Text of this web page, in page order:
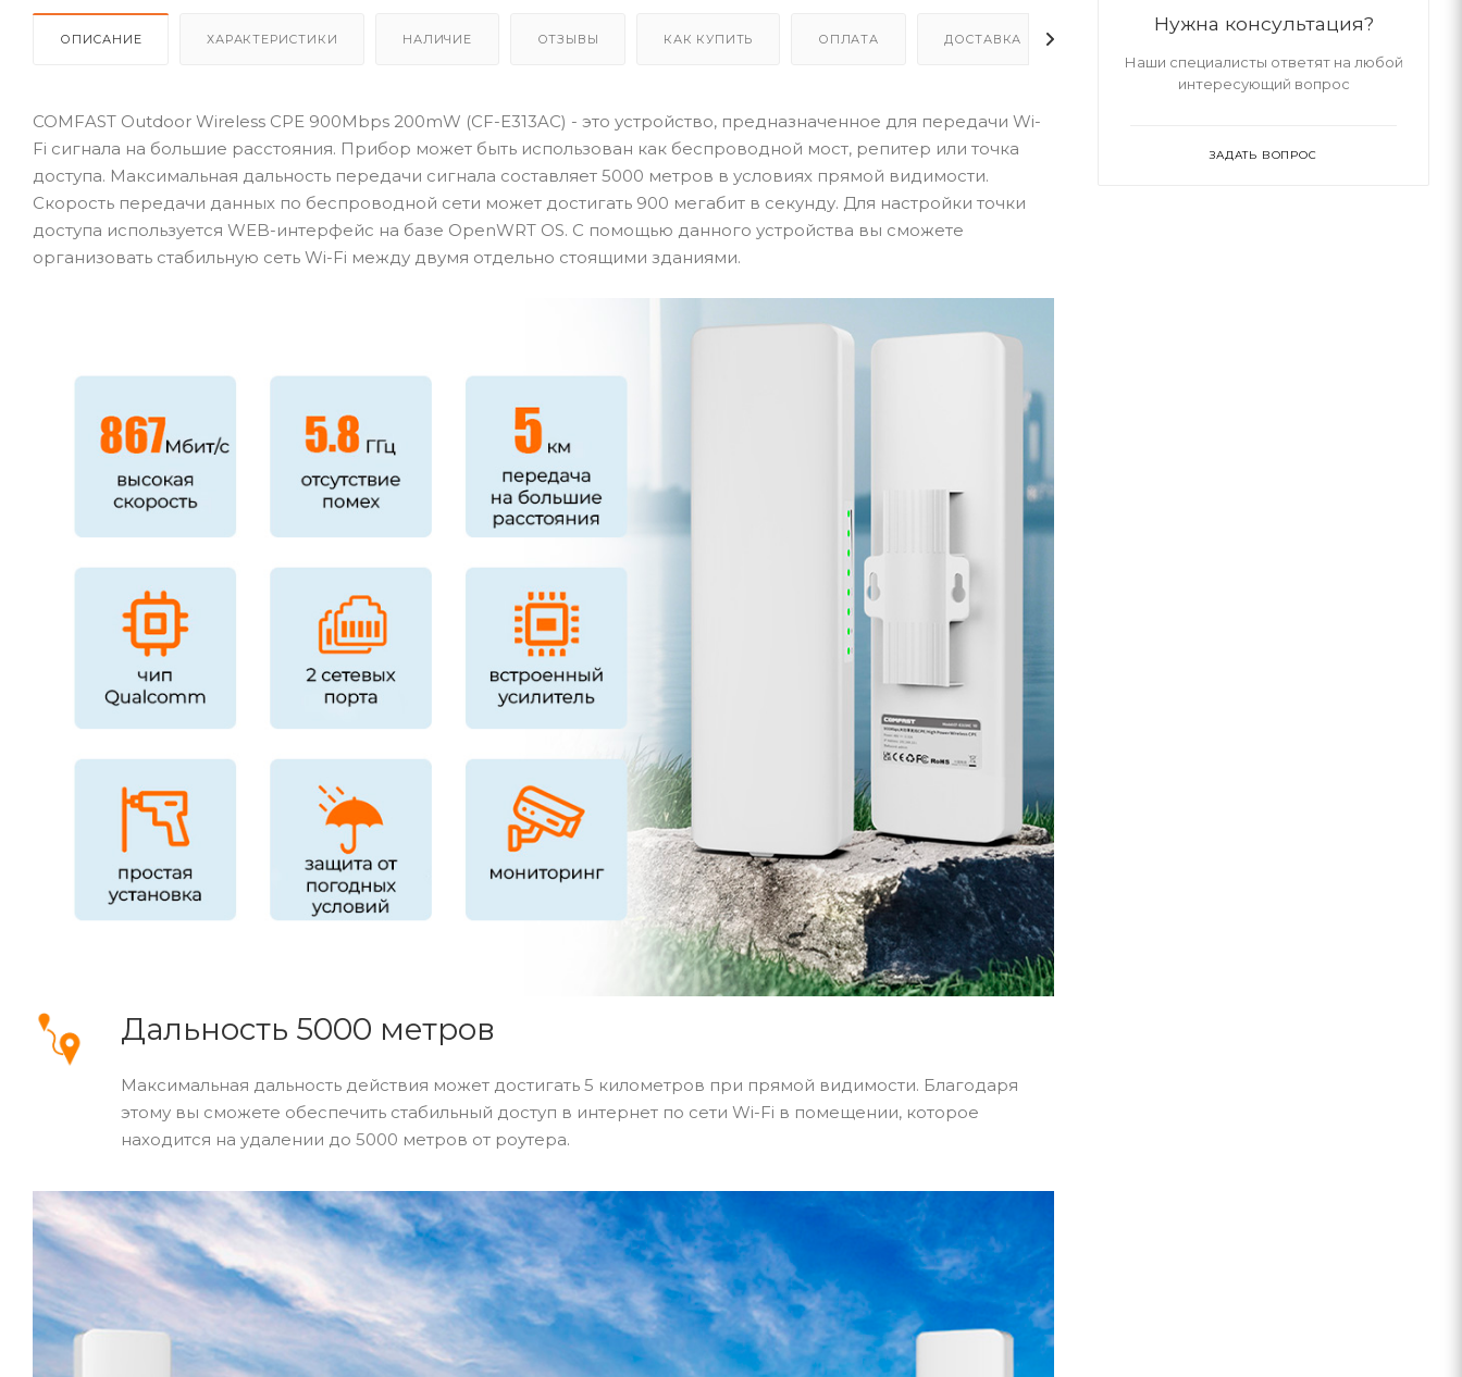
ОПИСАНИЕ ХАРАКТЕРИСТИКИ НАЛИЧИЕ ОТЗЫВЫ КАК КУПИТЬ ОПЛАТА ДОСТАВКА
COMFAST Outdoor Wireless CPE 900Mbps 200mW (CF-E313AC) - это устройство, предназначенное для передачи Wi-
Fi сигнала на большие расстояния. Прибор может быть использован как беспроводной мост, репитер или точка
доступа. Максимальная дальность передачи сигнала составляет 5000 метров в условиях прямой видимости.
Скорость передачи данных по беспроводной сети может достигать 900 мегабит в секунду. Для настройки точки
доступа используется WEB-интерфейс на базе OpenWRT OS. С помощью данного устройства вы сможете
организовать стабильную сеть Wi-Fi между двумя отдельно стоящими зданиями.
Дальность 5000 метров
Максимальная дальность действия может достигать 5 километров при прямой видимости. Благодаря
этому вы сможете обеспечить стабильный доступ в интернет по сети Wi-Fi в помещении, которое
находится на удалении до 5000 метров от роутера.
Нужна консультация?
Наши специалисты ответят на любой
интересующий вопрос
ЗАДАТЬ ВОПРОС